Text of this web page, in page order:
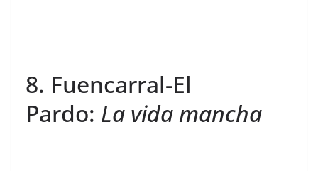
8. Fuencarral-El
Pardo: La vida mancha